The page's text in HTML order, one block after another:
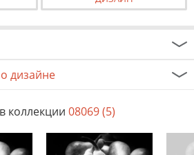
дизайне
коллекции 08069 (5)